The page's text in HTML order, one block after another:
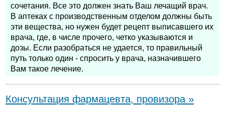
сочетания. Все это должен знать Ваш лечащий врач.
В аптеках с производственным отделом должны быть
эти вещества, но нужен будет рецепт выписавшего их
врача, где, в числе прочего, четко указываются и
дозы. Если разобраться не удается, то правильный
путь только один - спросить у врача, назначившего
Вам такое лечение.
Консультация фармацевта, провизора »